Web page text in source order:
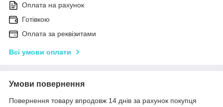
Оплата на рахунок
Готівкою
Оплата за реквізитами
Всі умови оплати
Умови повернення
Повернення товару впродовж 14 днів за рахунок покупця